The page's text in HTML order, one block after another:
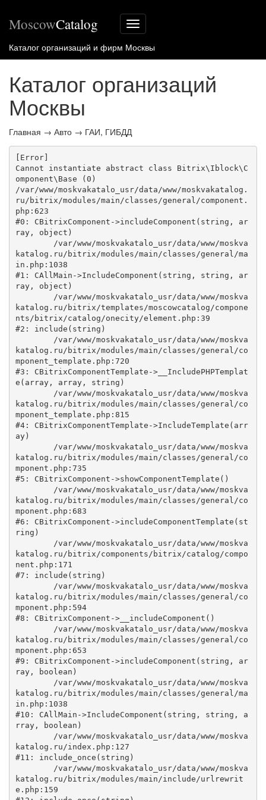
Меню
сайта
MoscowCatalog
Каталог организаций и фирм Москвы
Каталог организаций
Москвы
Главная → Авто → ГАИ, ГИБДД
[Error]
Cannot instantiate abstract class Bitrix\Iblock\C
omponent\Base (0)
/var/www/moskvakatalo_usr/data/www/moskvakatalog.
ru/bitrix/modules/main/classes/general/component.
php:623
#0: CBitrixComponent->includeComponent(string, ar
ray, object)
katalog.ru/bitrix/modules/main/classes/general/ma
in.php:1038
#1: CAllMain->IncludeComponent(string, string, ar
ray, object)
katalog.ru/bitrix/templates/moscowcatalog/compone
nts/bitrix/catalog/onecity/element.php:39
#2: include(string)
katalog.ru/bitrix/modules/main/classes/general/co
mponent_template.php:720
#3: CBitrixComponentTemplate->__IncludePHPTemplat
e(array, array, string)
katalog.ru/bitrix/modules/main/classes/general/co
mponent_template.php:815
#4: CBitrixComponentTemplate->IncludeTemplate(arr
ay)
katalog.ru/bitrix/modules/main/classes/general/co
mponent.php:735
#5: CBitrixComponent->showComponentTemplate()
katalog.ru/bitrix/modules/main/classes/general/co
mponent.php:683
#6: CBitrixComponent->includeComponentTemplate(st
ring)
katalog.ru/bitrix/components/bitrix/catalog/compo
nent.php:171
#7: include(string)
katalog.ru/bitrix/modules/main/classes/general/co
mponent.php:594
#8: CBitrixComponent->__includeComponent()
katalog.ru/bitrix/modules/main/classes/general/co
mponent.php:653
#9: CBitrixComponent->includeComponent(string, ar
ray, boolean)
katalog.ru/bitrix/modules/main/classes/general/ma
in.php:1038
#10: CAllMain->IncludeComponent(string, string, a
rray, boolean)
katalog.ru/index.php:127
#11: include_once(string)
katalog.ru/bitrix/modules/main/include/urlrewrit
e.php:159